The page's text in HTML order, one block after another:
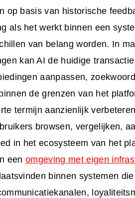
op basis van historische
als het werkt binnen een
van belang worden. In
kan AI de huidige
aanpassen,
de grenzen van het
termijn aanzienlijk
browsen, vergelijken,
in het ecosysteem van het
eenomgeving met eigen
binnen systemen